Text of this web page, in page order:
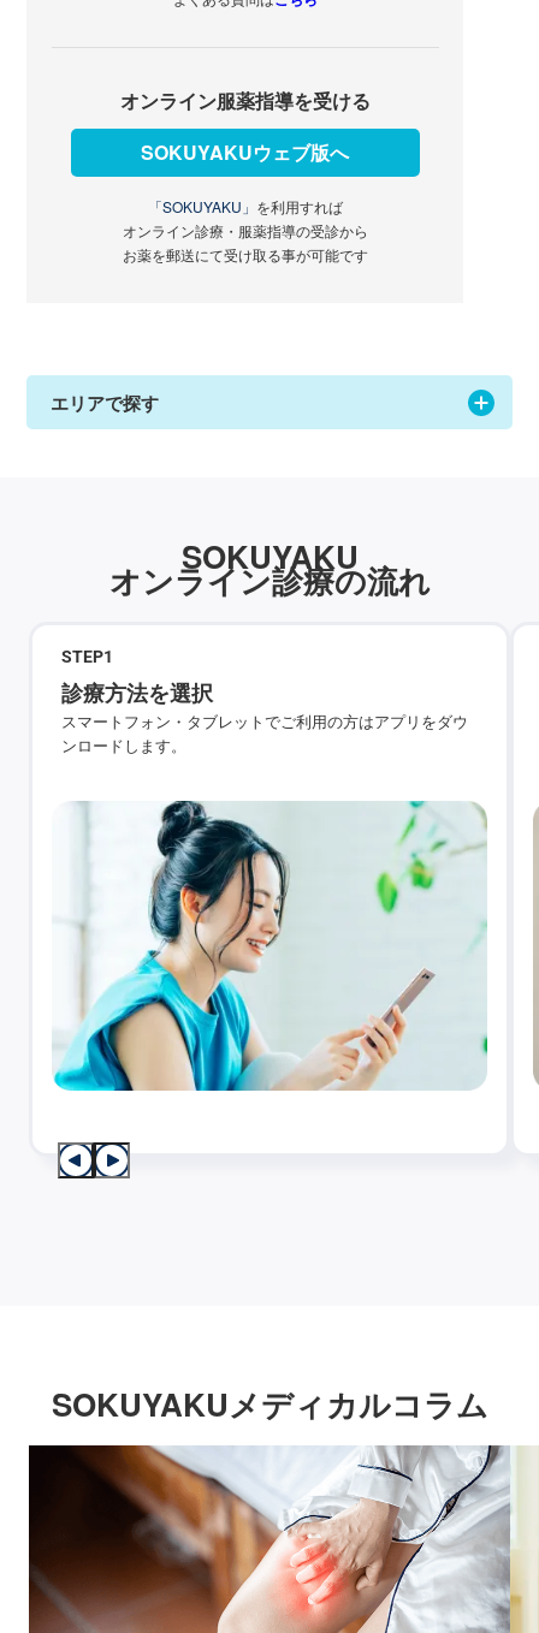
オンライン服薬指導を受ける
SOKUYAKUウェブ版へ
「SOKUYAKU」 を利用すれば
オンライン診療・服薬指導の受診から
お薬を郵送にて受け取る事が可能です
エリアで探す
SOKUYAKU
オンライン診療の流れ
STEP1
診療方法を選択
スマートフォン・タブレットでご利用の方はアプリをダウ
ンロードします。
SOKUYAKUメディカルコラム